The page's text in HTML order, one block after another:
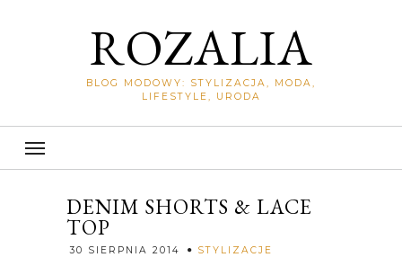
ROZALIA
BLOG MODOWY: STYLIZACJA, MODA,
LIFESTYLE, URODA
DENIM SHORTS & LACE
TOP
30 SIERPNIA 2014 STYLIZACJE